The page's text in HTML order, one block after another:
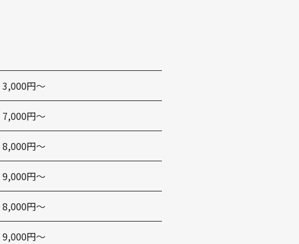
3,000円〜
7,000円〜
8,000円〜
9,000円〜
8,000円〜
9,000円〜